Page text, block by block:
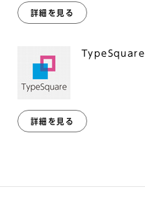
詳細を見る
TypeSquare
詳細を見る